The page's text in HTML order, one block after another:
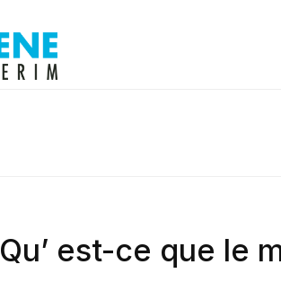
Qu’ est-ce que le